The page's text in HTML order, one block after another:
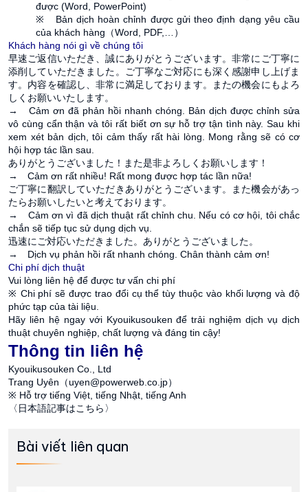
được (Word, PowerPoint)
※ Bản dịch hoàn chỉnh được gửi theo định dạng yêu cầu
của khách hàng（Word, PDF,…）
Khách hàng nói gì về chúng tôi
早速ご返信いただき、誠にありがとうございます。非常にご丁寧に
添削していただきました。ご丁寧なご対応にも深く感謝申し上げま
す。内容を確認し、非常に満足しております。またの機会にもよろ
しくお願いいたします。
→ Cảm ơn đã phản hồi nhanh chóng. Bản dịch được chỉnh sửa
vô cùng cẩn thận và tôi rất biết ơn sự hỗ trợ tận tình này. Sau khi
xem xét bản dịch, tôi cảm thấy rất hài lòng. Mong rằng sẽ có cơ
hội hợp tác lần sau.
ありがとうございました！また是非よろしくお願いします！
→ Cảm ơn rất nhiều! Rất mong được hợp tác lần nữa!
ご丁寧に翻訳していただきありがとうございます。また機会があっ
たらお願いしたいと考えております。
→ Cảm ơn vì đã dịch thuật rất chỉnh chu. Nếu có cơ hội, tôi chắc
chắn sẽ tiếp tục sử dụng dịch vụ.
迅速にご対応いただきました。ありがとうございました。
→ Dịch vụ phản hồi rất nhanh chóng. Chân thành cảm ơn!
Chi phí dịch thuật
Vui lòng liên hệ để được tư vấn chi phí
※ Chi phí sẽ được trao đổi cụ thể tùy thuộc vào khối lượng và độ
phức tạp của tài liệu.
Hãy liên hệ ngay với Kyouikusouken để trải nghiệm dịch vụ dịch
thuật chuyên nghiệp, chất lượng và đáng tin cậy!
Thông tin liên hệ
Kyouikusouken Co., Ltd
Trang Uyên（uyen@powerweb.co.jp）
※ Hỗ trợ tiếng Việt, tiếng Nhật, tiếng Anh
〈 日本語記事はこちら 〉
Bài viết liên quan